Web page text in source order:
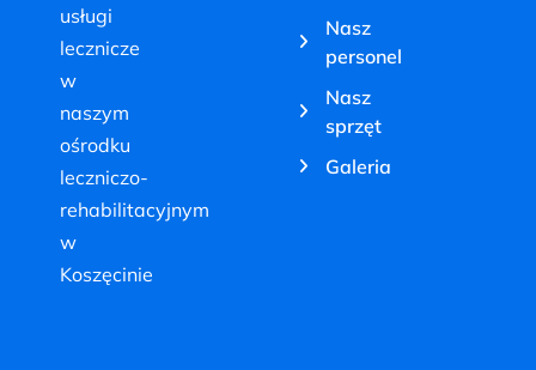
usługi
lecznicze
w
naszym
ośrodku
leczniczo-
rehabilitacyjnym
w
Koszęcinie
Nasz
personel
Nasz
sprzęt
Galeria